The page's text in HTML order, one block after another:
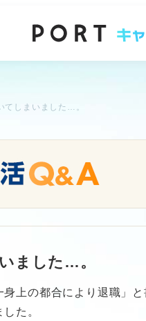
てしまいました…。
ました…。
上の都合により退職」
た。